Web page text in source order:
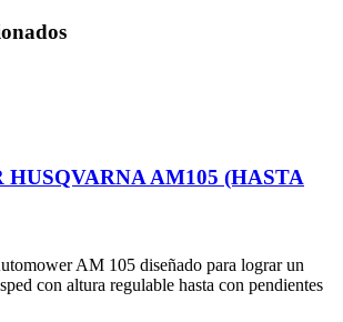
AM105 (HASTA
AM 105 diseñado para lograr un
con altura regulable hasta con pendientes